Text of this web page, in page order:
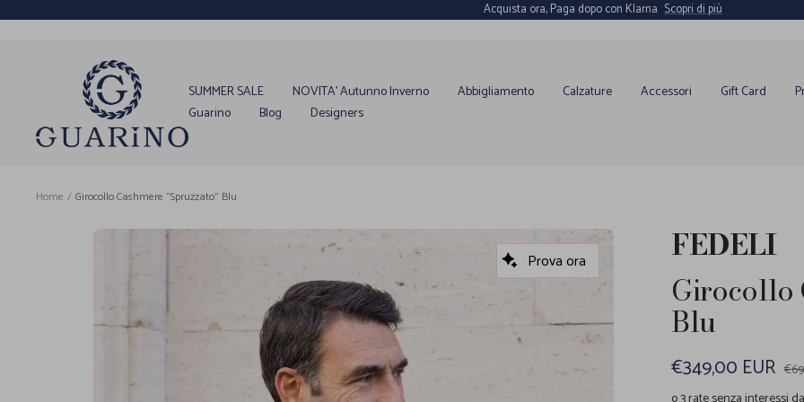
Acquista ora, Paga dopo con Klarna Scopri di più
SUMMER SALE NOVITA' Autunno Inverno Abbigliamento Calzature Accessori Gift Card
Guarino
Blog Designers
Home Girocollo Cashmere "Spruzzato" Blu
Prova ora
FEDELI
Girocollo
Blu
Prezzo
€349,00 EUR